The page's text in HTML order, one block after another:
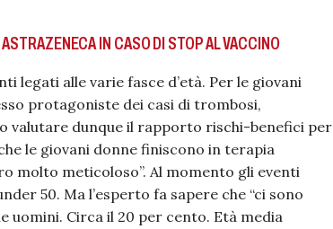
IN CASO DI STOP AL VACCINO
legati alle varie fasce d’età. Per le giovani
protagoniste dei casi di trombosi,
valutare dunque il rapporto rischi-benefici per
le giovani donne finiscono in terapia
molto meticoloso”. Al momento gli eventi
50. Ma l’esperto fa sapere che “ci sono
uomini. Circa il 20 per cento. Età media